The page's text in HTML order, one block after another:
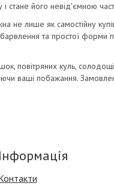
стане його невід'ємною
не лише як самостійну
та простої форми
повітряних куль,
ваші побажання.
Інформація